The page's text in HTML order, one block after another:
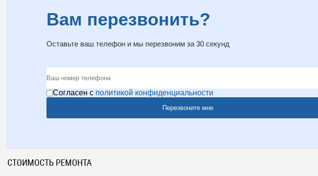
Вам перезвонить?
Оставьте ваш телефон и мы перезвоним за 30 секунд
Согласен с политикой конфиденциальности
Перезвоните мне
СТОИМОСТЬ РЕМОНТА